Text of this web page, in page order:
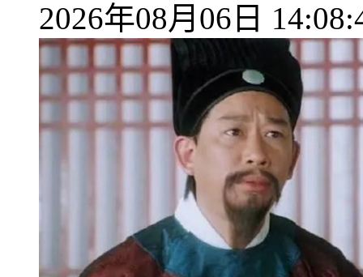
2026年08月06日